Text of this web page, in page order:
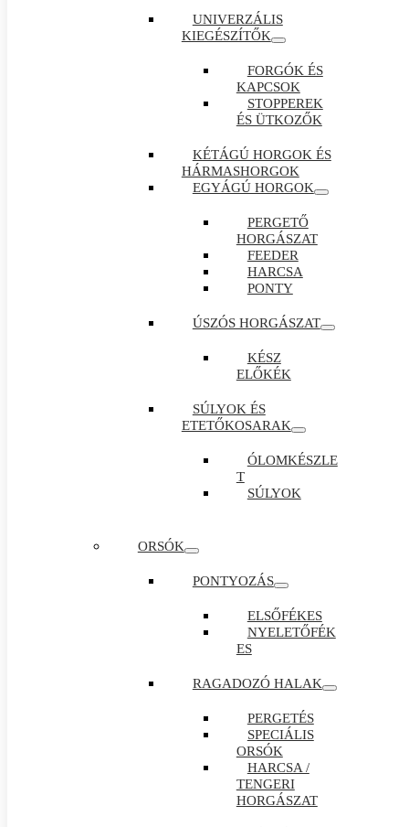
UNIVERZÁLIS
KIEGÉSZÍTŐK
FORGÓK ÉS
KAPCSOK
STOPPEREK
ÉS ÜTKOZŐK
KÉTÁGÚ HORGOK ÉS
HÁRMASHORGOK
EGYÁGÚ HORGOK
PERGETŐ
HORGÁSZAT
FEEDER
HARCSA
PONTY
ÚSZÓS HORGÁSZAT
KÉSZ
ELŐKÉK
SÚLYOK ÉS
ETETŐKOSARAK
ÓLOMKÉSZLE
T
SÚLYOK
ORSÓK
PONTYOZÁS
ELSŐFÉKES
NYELETŐFÉK
ES
RAGADOZÓ HALAK
PERGETÉS
SPECIÁLIS
ORSÓK
HARCSA /
TENGERI
HORGÁSZAT